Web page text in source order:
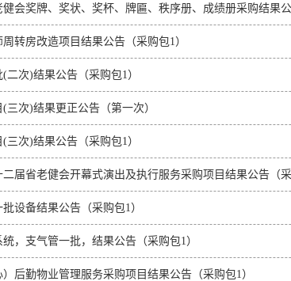
会奖牌、奖状、奖杯、牌匾、秩序册、成绩册采购结果公
转房改造项目结果公告（采购包1）
次)结果公告（采购包1）
次)结果更正公告（第一次）
次)结果公告（采购包1）
届省老健会开幕式演出及执行服务采购项目结果公告（采
设备结果公告（采购包1）
，支气管一批，结果公告（采购包1）
后勤物业管理服务采购项目结果公告（采购包1）